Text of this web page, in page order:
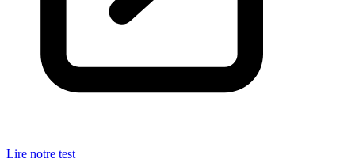
Lire notre test